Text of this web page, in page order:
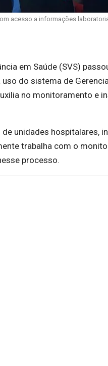
acesso a informações
em Saúde (SVS)
do sistema de
no monitoramento e
unidades hospitalares,
trabalha com o
processo.